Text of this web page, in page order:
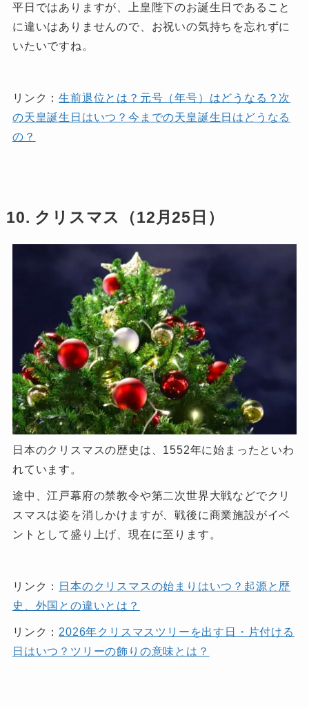
平日ではありますが、上皇陛下のお誕生日であること
に違いはありませんので、お祝いの気持ちを忘れずに
いたいですね。
リンク：生前退位とは？元号（年号）はどうなる？次
の天皇誕生日はいつ？今までの天皇誕生日はどうなる
の？
10. クリスマス（12月25日）
日本のクリスマスの歴史は、1552年に始まったといわ
れています。
途中、江戸幕府の禁教令や第二次世界大戦などでクリ
スマスは姿を消しかけますが、戦後に商業施設がイベ
ントとして盛り上げ、現在に至ります。
リンク：
日本のクリスマスの始まりはいつ？起源と歴
史、外国との違いとは？
リンク： 2026年クリスマスツリーを出す日・片付ける
日はいつ？ツリーの飾りの意味とは？